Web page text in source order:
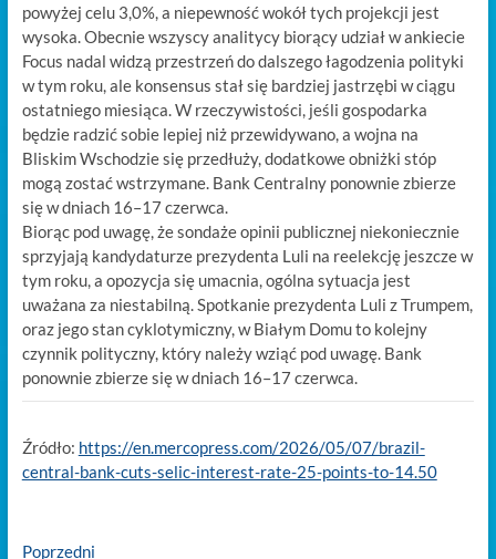
powyżej celu 3,0%, a niepewność wokół tych projekcji jest
wysoka. Obecnie wszyscy analitycy biorący udział w ankiecie
Focus nadal widzą przestrzeń do dalszego łagodzenia polityki
w tym roku, ale konsensus stał się bardziej jastrzębi w ciągu
ostatniego miesiąca. W rzeczywistości, jeśli gospodarka
będzie radzić sobie lepiej niż przewidywano, a wojna na
Bliskim Wschodzie się przedłuży, dodatkowe obniżki stóp
mogą zostać wstrzymane. Bank Centralny ponownie zbierze
się w dniach 16–17 czerwca.
Biorąc pod uwagę, że sondaże opinii publicznej niekoniecznie
sprzyjają kandydaturze prezydenta Luli na reelekcję jeszcze w
tym roku, a opozycja się umacnia, ogólna sytuacja jest
uważana za niestabilną. Spotkanie prezydenta Luli z Trumpem,
oraz jego stan cyklotymiczny, w Białym Domu to kolejny
czynnik polityczny, który należy wziąć pod uwagę. Bank
ponownie zbierze się w dniach 16–17 czerwca.
Źródło: https://en.mercopress.com/2026/05/07/brazil-
central-bank-cuts-selic-interest-rate-25-points-to-14.50
PoprzedniPrevious